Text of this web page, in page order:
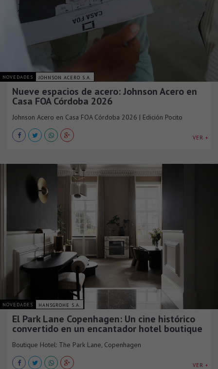
NOVEDADES JOHNSON ACERO S.A.
Nueve espacios de acero: Johnson Acero en
Casa FOA Córdoba 2026
Johnson Acero en Casa FOA Córdoba 2026 | Edición Pocito
VER +
NOVEDADES HANSGROHE S.A.
El Park Lane Copenhagen: Un cine histórico
convertido en un encantador hotel boutique
Boutique Hotel: The Park Lane, Copenhagen
VER +